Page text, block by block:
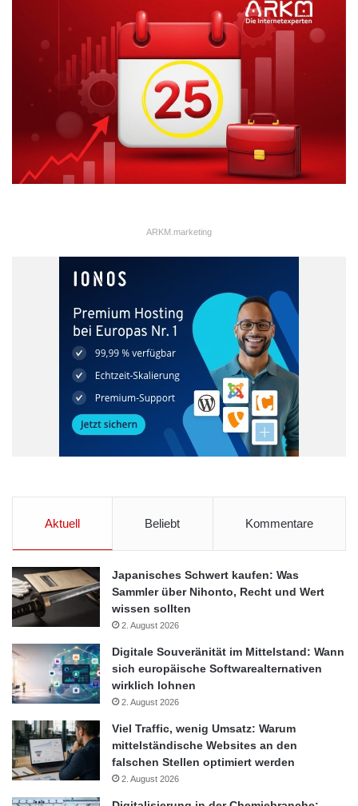
ARKM.marketing
Aktuell Beliebt Kommentare
Japanisches Schwert kaufen: Was
Sammler über Nihonto, Recht und Wert
wissen sollten
2. August 2026
Digitale Souveränität im Mittelstand: Wann
sich europäische Softwarealternativen
wirklich lohnen
2. August 2026
Viel Traffic, wenig Umsatz: Warum
mittelständische Websites an den
falschen Stellen optimiert werden
2. August 2026